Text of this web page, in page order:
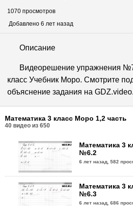
1070 просмотров
Добавлено 6 лет назад
Описание
Видеорешение упражнения
класс Учебник Моро. Смотрите
объяснение задания на GDZ.video.
Математика 3 класс Моро 1,2 часть
40 видео из 650
Математика 3
№6.2
6 лет назад,582
Математика 3
№6.3
6 лет назад,686